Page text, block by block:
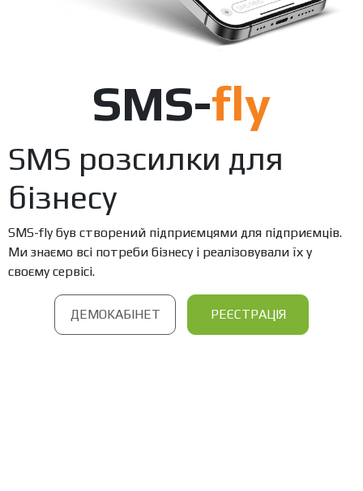
SMS-fly
SMS розсилки для
бізнесу
SMS-fly був створений підприємцями для підприємців.
Ми знаємо всі потреби бізнесу і реалізовували їх у
своєму сервісі.
ДЕМОКАБІНЕТ РЕЄСТРАЦІЯ